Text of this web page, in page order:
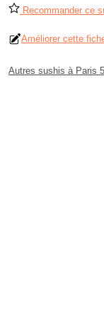
Recommander ce
Améliorer cette
Autres sushis à Paris